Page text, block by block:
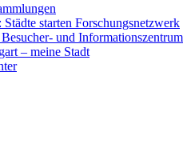
starten Forschungsnetzwerk
und Informationszentrum
– meine Stadt